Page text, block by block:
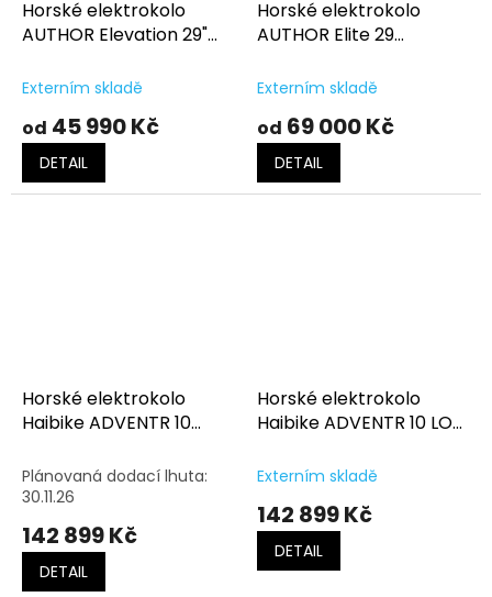
Horské elektrokolo
AUTHOR Elevation 29"
Externím skladě
od 45 990 Kč
DETAIL
Horské elektrokolo
AUTHOR Elite 29
Externím skladě
od 69 000 Kč
DETAIL
Horské elektrokolo
Haibike ADVENTR 10
Sand/Black
Plánovaná dodací lhuta:
30.11.26
142 899 Kč
DETAIL
Horské elektrokolo
Haibike ADVENTR 10 LOW
Externím skladě
142 899 Kč
DETAIL